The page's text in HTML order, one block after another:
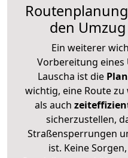
den
Ein weiterer
Vorbereitung eines
Lauscha ist die
wichtig, eine Route
als auch
sicherzustellen,
Straßensperrungen
ist. Keine